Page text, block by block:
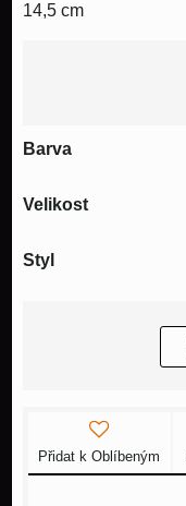
14,5 cm
Barva
Velikost
Styl
Přidat k Oblíbeným